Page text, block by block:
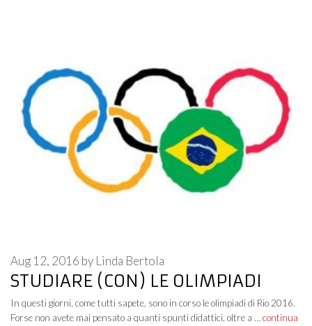
STUDIARE (CON) LE OLIMPIADI
Aug 12, 2016 by Linda Bertola
In questi giorni, come tutti sapete, sono in corso le olimpiadi di Rio 2016.
Forse non avete mai pensato a quanti spunti didattici, oltre a …continua